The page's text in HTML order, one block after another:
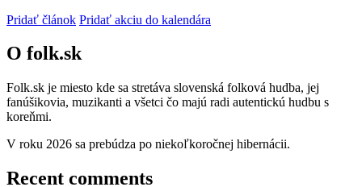
Pridať článok Pridať akciu do kalendára
O folk.sk
Folk.sk je miesto kde sa stretáva slovenská folková hudba, jej
fanúšikovia, muzikanti a všetci čo majú radi autentickú hudbu s
koreňmi.
V roku 2026 sa prebúdza po niekoľkoročnej hibernácii.
Recent comments